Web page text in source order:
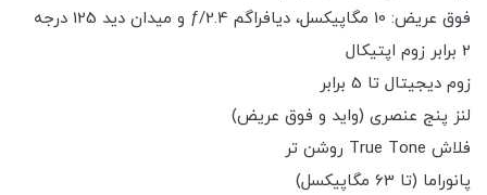
فوق عریض: 10 مگاپیکسل، دیافراگم ƒ/2.4 و میدان دید 125 درجه
2 برابر زوم اپتیکال
زوم دیجیتال تا 5 برابر
لنز پنج عنصری (واید و فوق عریض)
فلاش True Tone روشن تر
پانوراما (تا 63 مگاپیکسل)